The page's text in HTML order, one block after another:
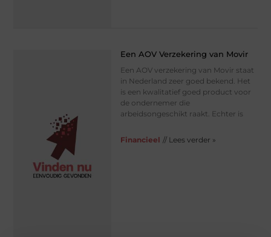
Een AOV Verzekering van Movir
Een AOV verzekering van Movir staat
in Nederland zeer goed bekend. Het
is een kwalitatief goed product voor
de ondernemer die
arbeidsongeschikt raakt. Echter is
Financieel // Lees verder »